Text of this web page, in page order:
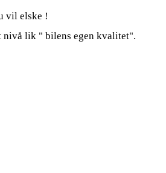
vil elske !
nivå lik " bilens egen kvalitet".